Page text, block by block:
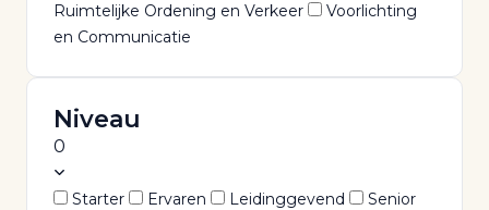
Ruimtelijke Ordening en Verkeer
Voorlichting
en Communicatie
Niveau
0
Starter Ervaren Leidinggevend
Senior